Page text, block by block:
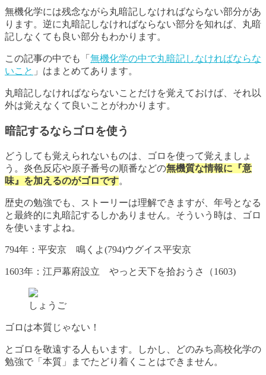
無機化学には残念ながら丸暗記しなければならない部分があ
ります。逆に丸暗記しなければならない部分を知れば、丸暗
記しなくても良い部分もわかります。
この記事の中でも「 無機化学の中で丸暗記しなければならな
いこと 」はまとめてあります。
丸暗記しなければならないことだけを覚えておけば、それ以
外は覚えなくて良いことがわかります。
暗記するならゴロを使う
どうしても覚えられないものは、ゴロを使って覚えましょ
う。炎色反応や原子番号の順番などの無機質な情報に『意
味』を加えるのがゴロです。
歴史の勉強でも、ストーリーは理解できますが、年号となる
と最終的に丸暗記するしかありません。そういう時は、ゴロ
を使いますよね。
794年：平安京 鳴くよ(794)ウグイス平安京
1603年：江戸幕府設立 やっと天下を拾おうさ（1603)
しょうご
ゴロは本質じゃない！
とゴロを敬遠する人もいます。しかし、どのみち高校化学の
勉強で「本質」までたどり着くことはできません。